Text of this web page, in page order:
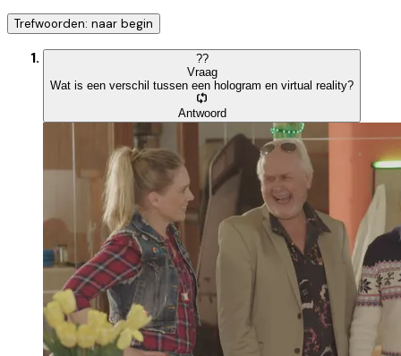
Trefwoorden: naar begin
??
Vraag
Wat is een verschil tussen een hologram en virtual reality?
Antwoord